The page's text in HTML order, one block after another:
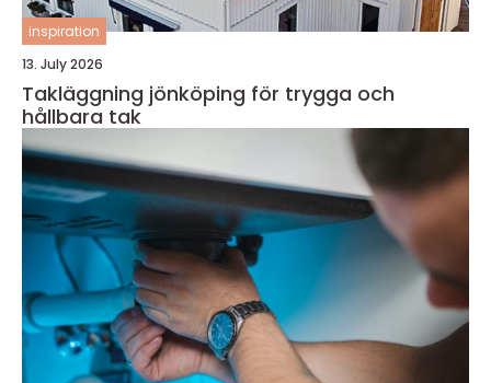
inspiration
13. July 2026
Takläggning jönköping för trygga och
hållbara tak